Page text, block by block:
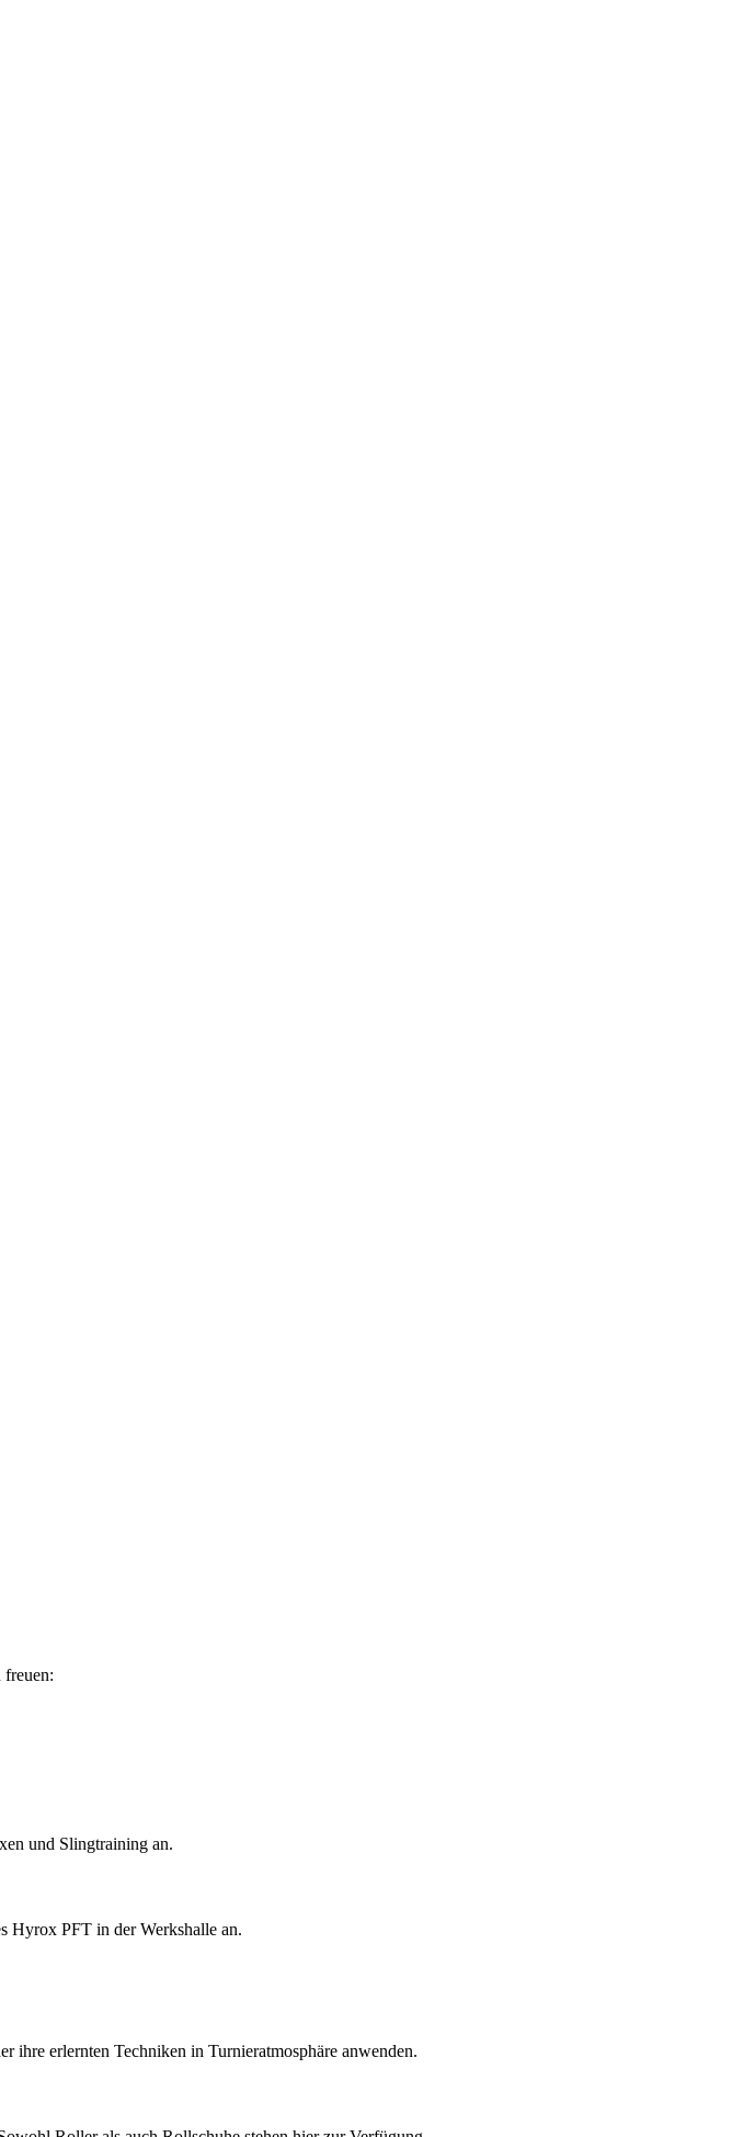
und Slingtraining an.
Hyrox PFT in der Werkshalle an.
ihre erlernten Techniken in Turnieratmosphäre anwenden.